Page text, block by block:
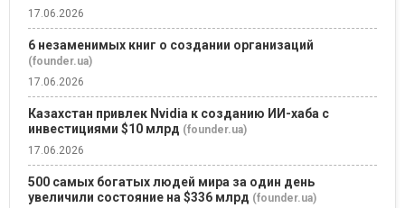
17.06.2026
6 незаменимых книг о создании организаций
(founder.ua)
17.06.2026
Казахстан привлек Nvidia к созданию ИИ-хаба с
инвестициями $10 млрд (founder.ua)
17.06.2026
500 самых богатых людей мира за один день
увеличили состояние на $336 млрд (founder.ua)